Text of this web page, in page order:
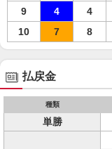
9
4 4
10
7 8
払戻金
種類
単勝